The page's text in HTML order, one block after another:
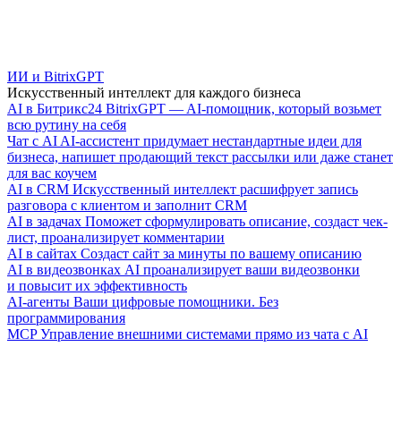
ИИ и BitrixGPT
Искусственный интеллект для каждого бизнеса
AI в Битрикс24 BitrixGPT — AI-помощник, который возьмет
всю рутину на себя
Чат с AI AI-ассистент придумает нестандартные идеи для
бизнеса, напишет продающий текст рассылки или даже станет
для вас коучем
AI в CRM Искусственный интеллект расшифрует запись
разговора с клиентом и заполнит CRM
AI в задачах Поможет сформулировать описание, создаст чек-
лист, проанализирует комментарии
AI в сайтах Создаст сайт за минуты по вашему описанию
AI в видеозвонках AI проанализирует ваши видеозвонки
и повысит их эффективность
AI-агенты Ваши цифровые помощники. Без
программирования
MCP Управление внешними системами прямо из чата с AI